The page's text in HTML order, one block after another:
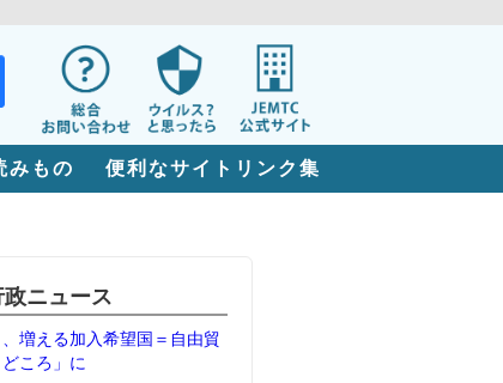
みもの 便利なサイトリンク集
ニュース
、増える加入希望国＝自由貿
ころ」に